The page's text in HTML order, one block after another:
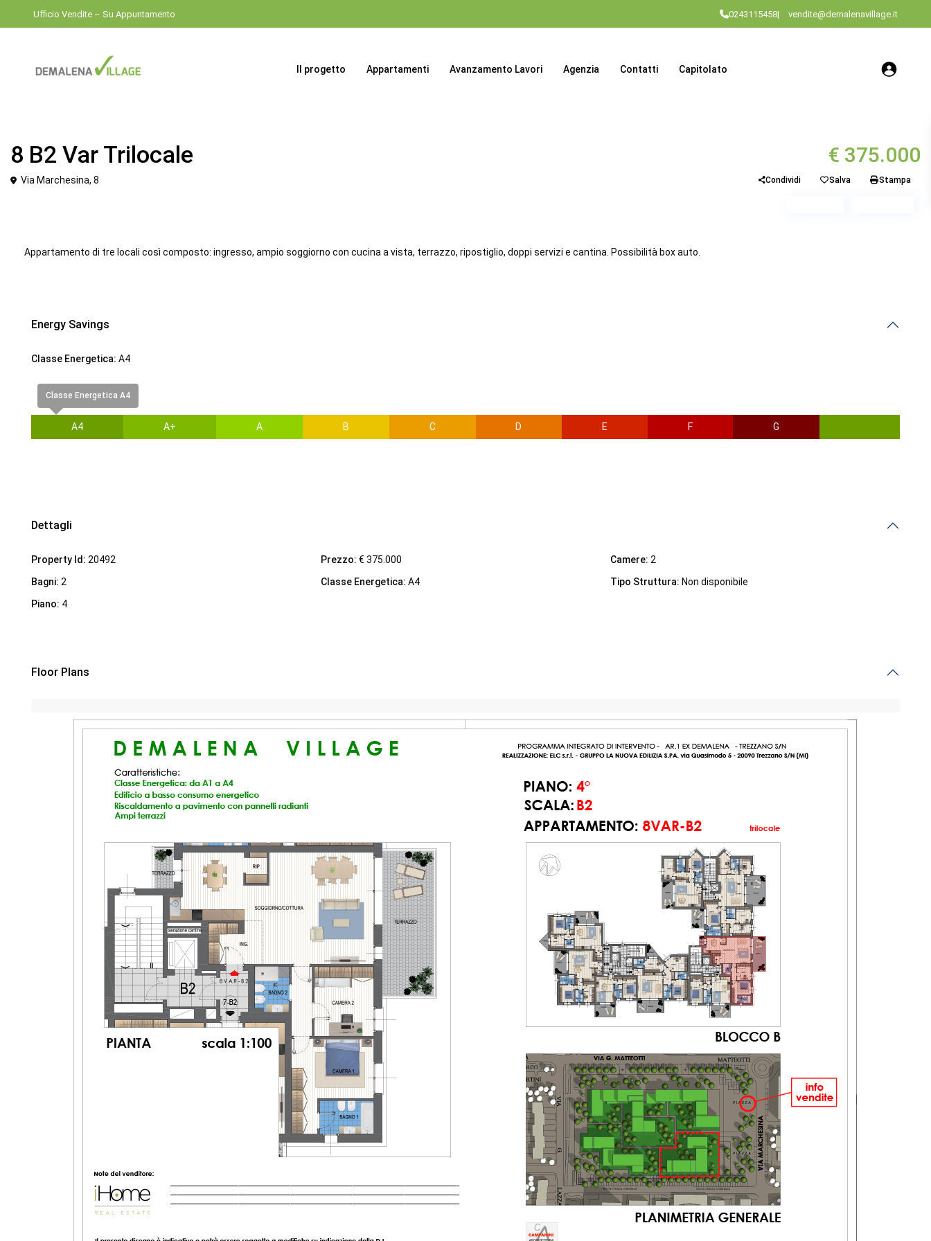
Ufficio Vendite – Su Appuntamento 0243115458| vendite@demalenavillage.it
Il progetto Appartamenti Avanzamento Lavori Agenzia Contatti Capitolato
8 B2 Var Trilocale € 375.000
Via Marchesina, 8 Condividi Salva Stampa
Appartamento di tre locali così composto: ingresso, ampio soggiorno con cucina a vista, terrazzo, ripostiglio, doppi servizi e cantina. Possibilità box auto.
Energy Savings
Classe Energetica: A4
Classe Energetica A4
A4 A+ A B C D E F G
Dettagli
Property Id: 20492 Prezzo: € 375.000 Camere: 2
Bagni: 2 Classe Energetica: A4 Tipo Struttura: Non disponibile
Piano: 4
Floor Plans
iHome Real Estate Tipologie
Bilocale(28)